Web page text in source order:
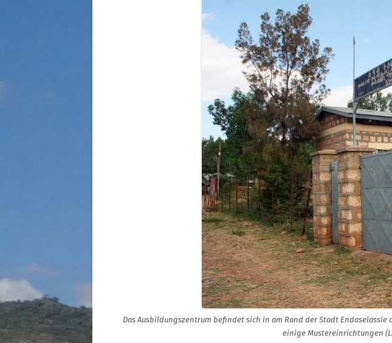
SÜDAFRIKA — PFLEGEEINRICHTUNG FÜR
HIV-WAISENKINDER
SÜDAFRIKA — SCHUL- UND
ABGESCHLOSSENE PROJEKTE
ÄTHIOPIEN –
MÜTTER IN NOT
MUTTER-KIND-KLINIK IN
ÄTHIOPIEN —
MUTTER UND KIND
UNTERSTÜTZUNG FÜR
STRASSENKINDER
Das Ausbildungszentrum befindet sich in am Rand der Stadt
einige Mustereinrichtungen